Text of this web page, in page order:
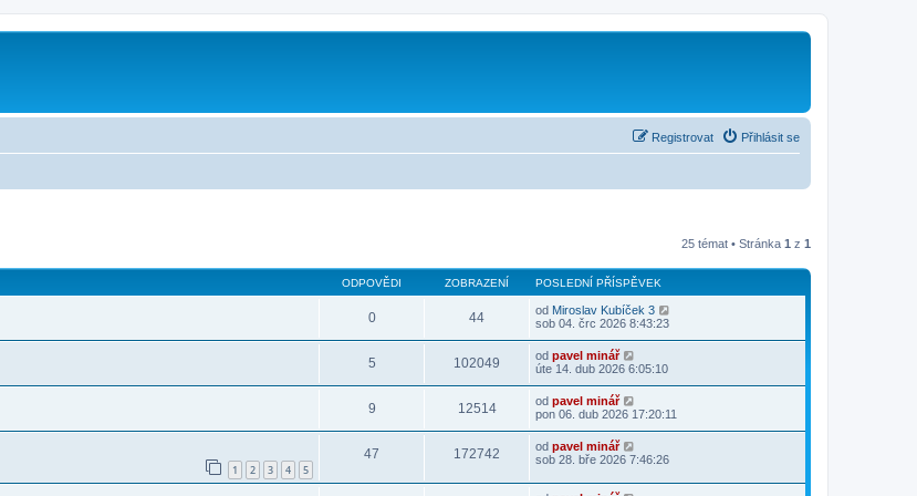
Přihlásit se
Registrovat
25 témat • Stránka 1 z 1
ODPOVĚDI ZOBRAZENÍ POSLEDNÍ PŘÍSPĚVEK
0 44 od Miroslav Kubíček 3
sob 04. črc 2026 8:43:23
5 102049 od pavel minář
úte 14. dub 2026 6:05:10
9 12514 od pavel minář
pon 06. dub 2026 17:20:11
1 2 3 4 5
47 172742 od pavel minář
sob 28. bře 2026 7:46:26